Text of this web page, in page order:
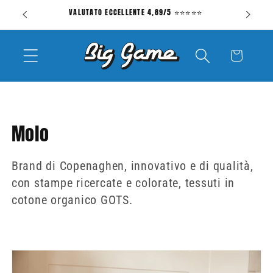
direttamente
ai contenuti
VALUTATO ECCELLENTE 4,89/5 ⭐⭐⭐⭐⭐
Carrello
C
o
l
l
z
Molo
Brand di Copenaghen, innovativo e di qualità,
con stampe ricercate e colorate, tessuti in
cotone organico GOTS.